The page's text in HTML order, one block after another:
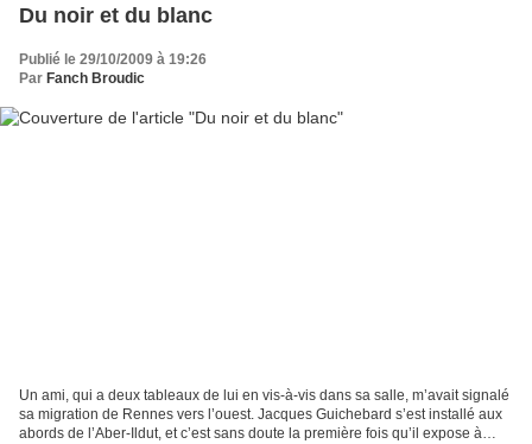
Du noir et du blanc
Publié le 29/10/2009 à 19:26
Par Fanch Broudic
Un ami, qui a deux tableaux de lui en vis-à-vis dans sa salle, m’avait signalé
sa migration de Rennes vers l’ouest. Jacques Guichebard s’est installé aux
abords de l’Aber-Ildut, et c’est sans doute la première fois qu’il expose à